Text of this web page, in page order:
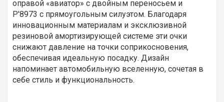
оправой «авиатор» с двойным переносьем и
P'8973 с прямоугольным силуэтом. Благодаря
инновационным материалам и эксклюзивной
резиновой амортизирующей системе эти очки
снижают давление на точки соприкосновения,
обеспечивая идеальную посадку. Дизайн
напоминает автомобильную вселенную, сочетая в
себе стиль и функциональность.